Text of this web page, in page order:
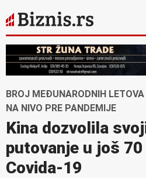
BROJ MEĐUNARODNIH
NA NIVO PRE PANDEMIJE
Kina dozvolila
putovanje u još
Covida-19